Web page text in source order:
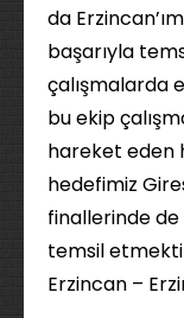
da
başarıyla
çalışmalarda
bu ekip
hareket eden
hedefimiz
finallerinde de
temsil
Erzincan –